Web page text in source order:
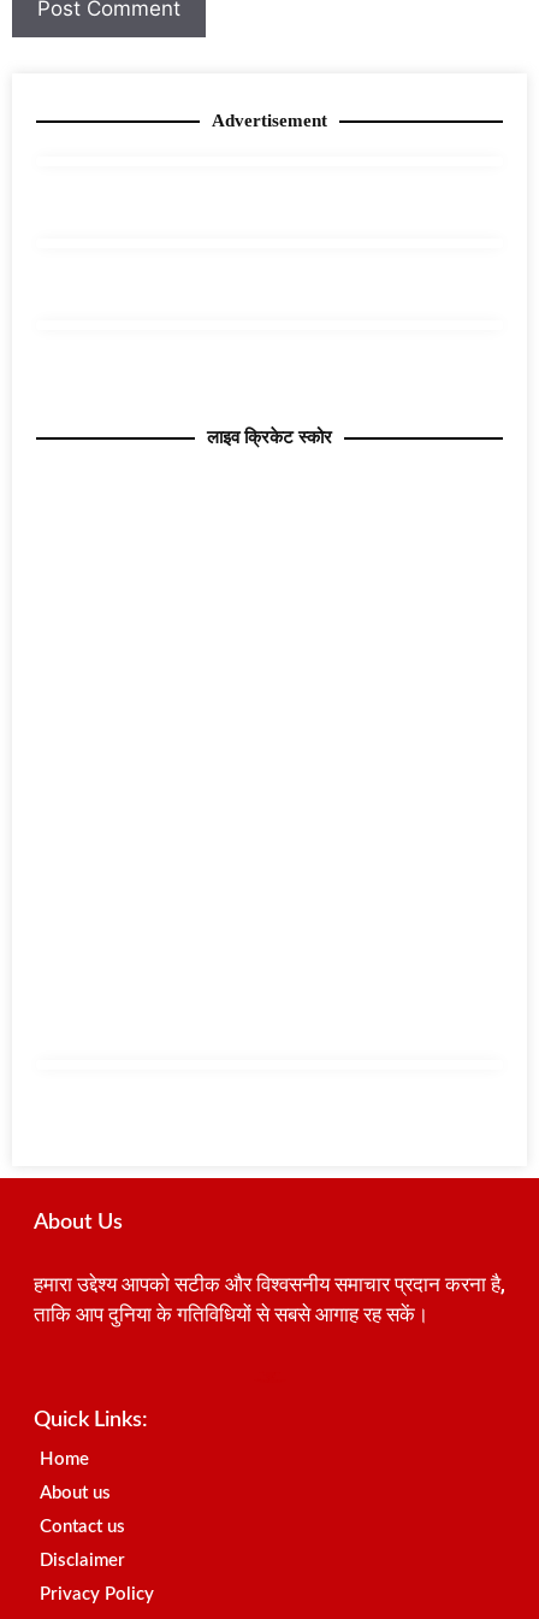
Advertisement
लाइव क्रिकेट स्कोर
About Us
हमारा उद्देश्य आपको सटीक और विश्वसनीय समाचार प्रदान करना है,
ताकि आप दुनिया के गतिविधियों से सबसे आगाह रह सकें।
Quick Links:
Home
About us
Contact us
Disclaimer
Privacy Policy